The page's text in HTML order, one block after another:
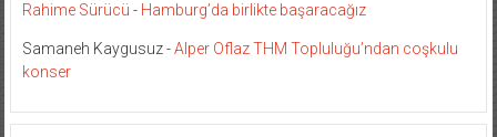
Rahime Sürücü - Hamburg’da birlikte başaracağız
Samaneh Kaygusuz-Alper Oflaz THM Topluluğu’ndan coşkulu
konser